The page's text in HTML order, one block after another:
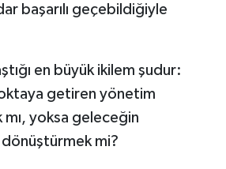
başarılı geçebildiğiyle
en büyük ikilem şudur:
getiren yönetim
mı, yoksa geleceğin
mi?